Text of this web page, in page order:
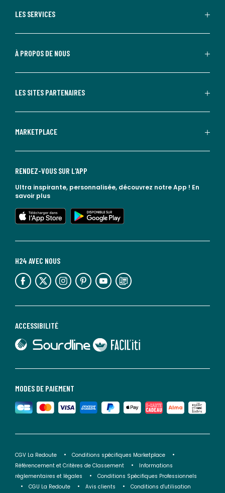
LES SERVICES
À PROPOS DE NOUS
LES SITES PARTENAIRES
MARKETPLACE
MODES DE PAIEMENT
ACCESSIBILITÉ
lien vers Sourdline
lien vers Faciliti
H24 AVEC NOUS
lien vers l'espace réseaux sociaux lien vers l'espace réseaux sociaux lien vers l'espace réseaux sociaux lien vers l'espace réseaux sociaux lien vers l'espace réseaux sociaux lien vers le blog la redoute
RENDEZ-VOUS SUR L'APP
Ultra inspirante, personnalisée, découvrez notre App ! En
savoir plus
lien vers l'app store
lien vers google play
CGV La Redoute
Conditions spécifiques Marketplace
Référencement et Critères de Classement
Informations
réglementaires et légales
Conditions Spécifiques Professionnels
CGU La Redoute
Avis clients Conditions d'utilisation